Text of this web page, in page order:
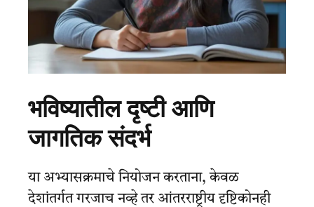
भविष्यातील दृष्टी आणि
जागतिक संदर्भ
या अभ्यासक्रमाचे नियोजन करताना, केवळ
देशांतर्गत गरजाच नव्हे तर आंतरराष्ट्रीय दृष्टिकोनही